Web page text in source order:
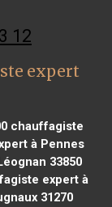
12
expert
chauffagiste
à Pennes
33850
expert à
31270